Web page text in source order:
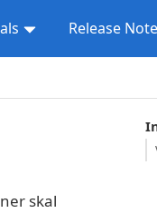
Release
skal